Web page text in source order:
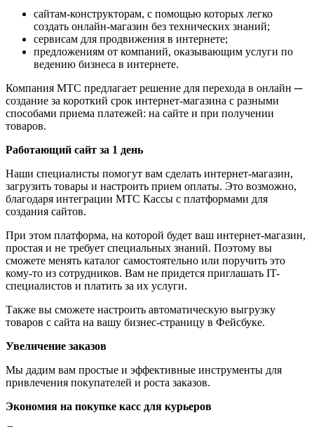
сайтам-конструкторам, с помощью которых легко
создать онлайн-магазин без технических знаний;
сервисам для продвижения в интернете;
предложениям от компаний, оказывающим услуги по
ведению бизнеса в интернете.
Компания МТС предлагает решение для перехода в онлайн ─
создание за короткий срок интернет-магазина с разными
способами приема платежей: на сайте и при получении
товаров.
Работающий сайт за 1 день
Наши специалисты помогут вам сделать интернет-магазин,
загрузить товары и настроить прием оплаты. Это возможно,
благодаря интеграции МТС Кассы с платформами для
создания сайтов.
При этом платформа, на которой будет ваш интернет-магазин,
простая и не требует специальных знаний. Поэтому вы
сможете менять каталог самостоятельно или поручить это
кому-то из сотрудников. Вам не придется приглашать IT-
специалистов и платить за их услуги.
Также вы сможете настроить автоматическую выгрузку
товаров с сайта на вашу бизнес-страницу в Фейсбуке.
Увеличение заказов
Мы дадим вам простые и эффективные инструменты для
привлечения покупателей и роста заказов.
Экономия на покупке касс для курьеров